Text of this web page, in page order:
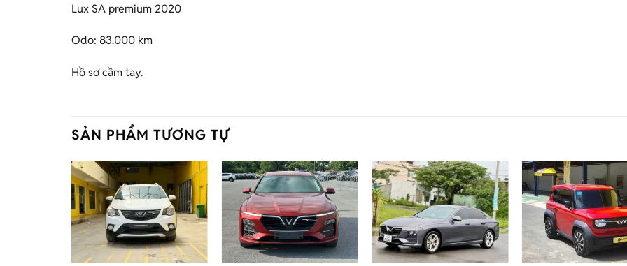
Lux SA premium 2020
Odo: 83.000 km
Hồ sơ cầm tay.
SẢN PHẨM TƯƠNG TỰ